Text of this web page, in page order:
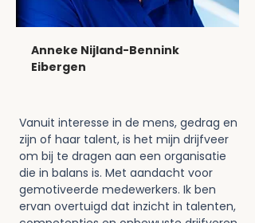
Anneke Nijland-Bennink
Eibergen
Vanuit interesse in de mens, gedrag en
zijn of haar talent, is het mijn drijfveer
om bij te dragen aan een organisatie
die in balans is. Met aandacht voor
gemotiveerde medewerkers. Ik ben
ervan overtuigd dat inzicht in talenten,